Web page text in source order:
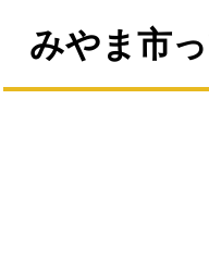
みやま市